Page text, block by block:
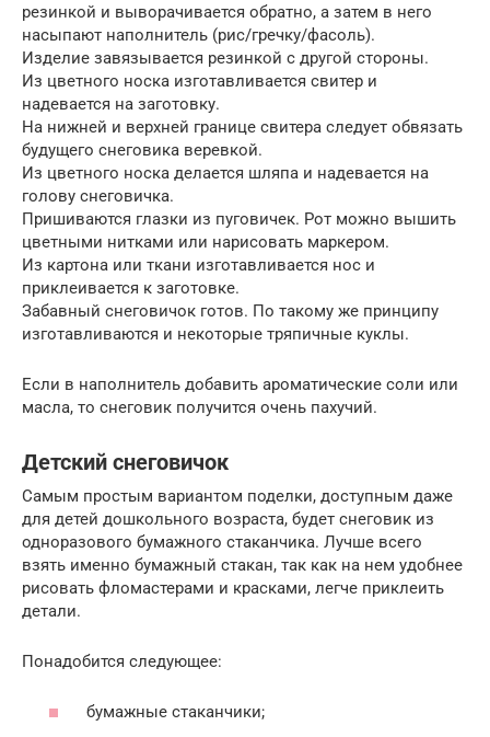
резинкой и выворачивается обратно, а затем в него
насыпают наполнитель (рис/гречку/фасоль).
Изделие завязывается резинкой с другой стороны.
Из цветного носка изготавливается свитер и
надевается на заготовку.
На нижней и верхней границе свитера следует обвязать
будущего снеговика веревкой.
Из цветного носка делается шляпа и надевается на
голову снеговичка.
Пришиваются глазки из пуговичек. Рот можно вышить
цветными нитками или нарисовать маркером.
Из картона или ткани изготавливается нос и
приклеивается к заготовке.
Забавный снеговичок готов. По такому же принципу
изготавливаются и некоторые тряпичные куклы.
Если в наполнитель добавить ароматические соли или
масла, то снеговик получится очень пахучий.
Детский снеговичок
Самым простым вариантом поделки, доступным даже
для детей дошкольного возраста, будет снеговик из
одноразового бумажного стаканчика. Лучше всего
взять именно бумажный стакан, так как на нем удобнее
рисовать фломастерами и красками, легче приклеить
детали.
Понадобится следующее:
бумажные стаканчики;